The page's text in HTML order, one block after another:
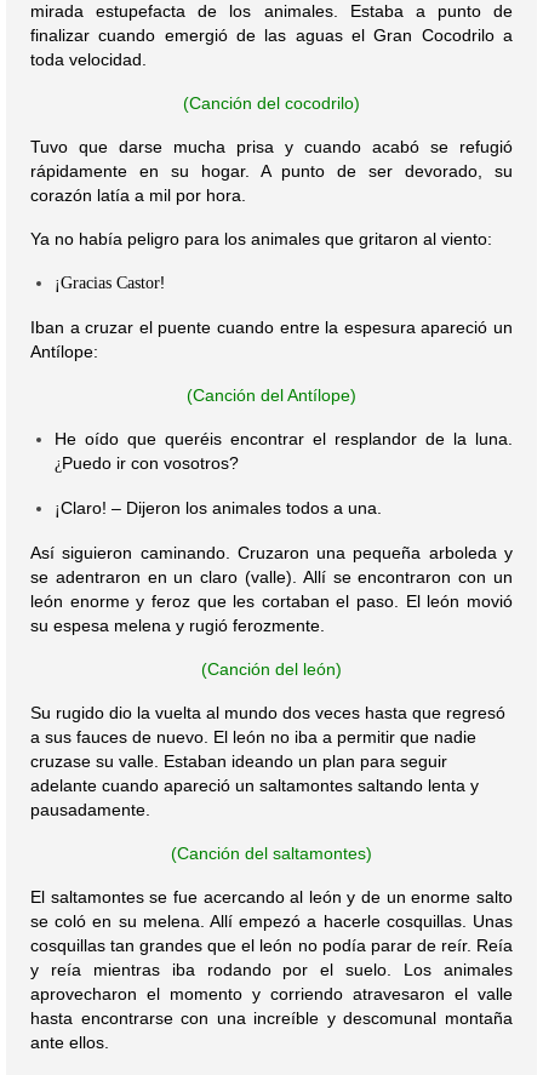
mirada estupefacta de los animales. Estaba a punto de
finalizar cuando emergió de las aguas el Gran Cocodrilo a
toda velocidad.
(Canción del cocodrilo)
Tuvo que darse mucha prisa y cuando acabó se refugió
rápidamente en su hogar. A punto de ser devorado, su
corazón latía a mil por hora.
Ya no había peligro para los animales que gritaron al viento:
¡Gracias Castor!
Iban a cruzar el puente cuando entre la espesura apareció un
Antílope:
(Canción del Antílope)
He oído que queréis encontrar el resplandor de la luna.
¿ Puedo ir con vosotros?
¡Claro! – Dijeron los animales todos a una.
Así siguieron caminando. Cruzaron una pequeña arboleda y
se adentraron en un claro (valle). Allí se encontraron con un
león enorme y feroz que les cortaban el paso. El león movió
su espesa melena y rugió ferozmente.
(Canción del león)
Su rugido dio la vuelta al mundo dos veces hasta que regresó
a sus fauces de nuevo. El león no iba a permitir que nadie
cruzase su valle. Estaban ideando un plan para seguir
adelante cuando apareció un saltamontes saltando lenta y
pausadamente.
(Canción del saltamontes)
El saltamontes se fue acercando al león y de un enorme salto
se coló en su melena. Allí empezó a hacerle cosquillas. Unas
cosquillas tan grandes que el león no podía parar de reír. Reía
y reía mientras iba rodando por el suelo. Los animales
aprovecharon el momento y corriendo atravesaron el valle
hasta encontrarse con una increíble y descomunal montaña
ante ellos.